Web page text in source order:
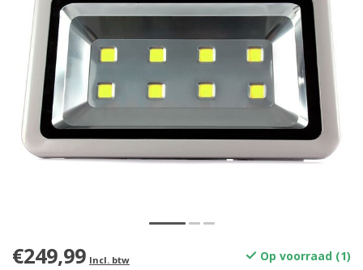
€249,99 Incl. btw Op voorraad (1)